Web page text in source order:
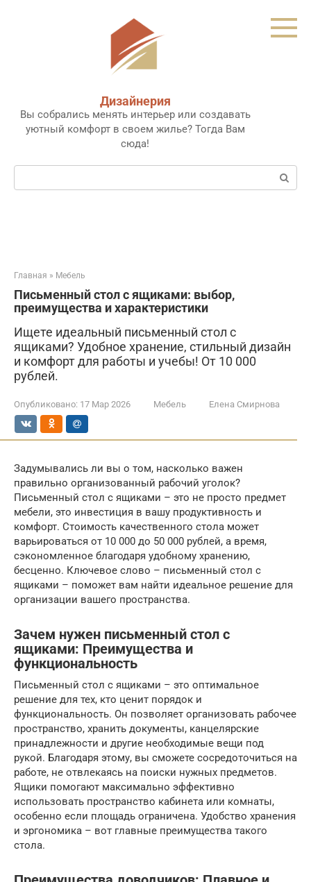
Дизайнерия
Вы собрались менять интерьер или создавать
уютный комфорт в своем жилье? Тогда Вам
сюда!
Поиск:
Главная » Мебель
Письменный стол с ящиками: выбор,
преимущества и характеристики
Ищете идеальный письменный стол с
ящиками? Удобное хранение, стильный дизайн
и комфорт для работы и учебы! От 10 000
рублей.
Опубликовано: 17 Мар 2026 Мебель Елена Смирнова
Задумывались ли вы о том, насколько важен
правильно организованный рабочий уголок?
Письменный стол с ящиками – это не просто предмет
мебели, это инвестиция в вашу продуктивность и
комфорт. Стоимость качественного стола может
варьироваться от 10 000 до 50 000 рублей, а время,
сэкономленное благодаря удобному хранению,
бесценно. Ключевое слово – письменный стол с
ящиками – поможет вам найти идеальное решение для
организации вашего пространства.
Зачем нужен письменный стол с
ящиками: Преимущества и
функциональность
Письменный стол с ящиками – это оптимальное
решение для тех, кто ценит порядок и
функциональность. Он позволяет организовать рабочее
пространство, хранить документы, канцелярские
принадлежности и другие необходимые вещи под
рукой. Благодаря этому, вы сможете сосредоточиться на
работе, не отвлекаясь на поиски нужных предметов.
Ящики помогают максимально эффективно
использовать пространство кабинета или комнаты,
особенно если площадь ограничена. Удобство хранения
и эргономика – вот главные преимущества такого
стола.